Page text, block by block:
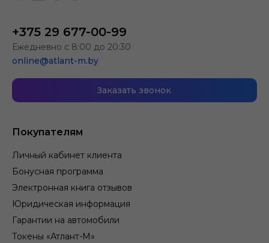
Покупателям
Личный кабинет клиента
Бонусная программа
Электронная книга отзывов
Юридическая информация
Гарантии на автомобили
Токены «Атлант-М»
+375 29 677-00-99
Ежедневно с 8:00 до 20:30
online@atlant-m.by
Заказать звонок